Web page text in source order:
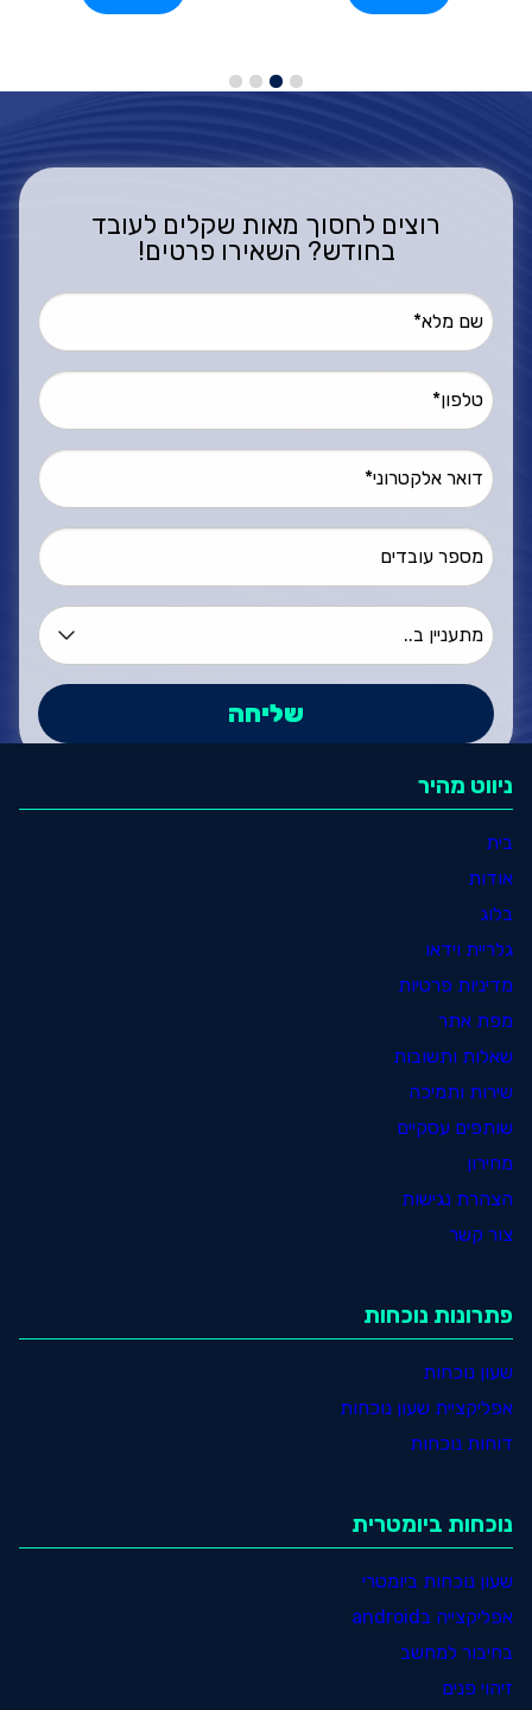
רוצים לחסוך מאות שקלים לעובד
בחודש? השאירו פרטים!
ניווט מהיר
בית
אודות
בלוג
גלריית וידאו
מדיניות פרטיות
מפת אתר
שאלות ותשובות
שירות ותמיכה
שותפים עסקיים
מחירון
הצהרת נגישות
צור קשר
פתרונות נוכחות
שעון נוכחות
אפליקציית שעון נוכחות
דוחות נוכחות
נוכחות ביומטרית
שעון נוכחות ביומטרי
אפליקצייה בandroid
בחיבור למחשב
זיהוי פנים